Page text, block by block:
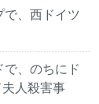
で、西ドイツ
で、のちにド
人殺害事